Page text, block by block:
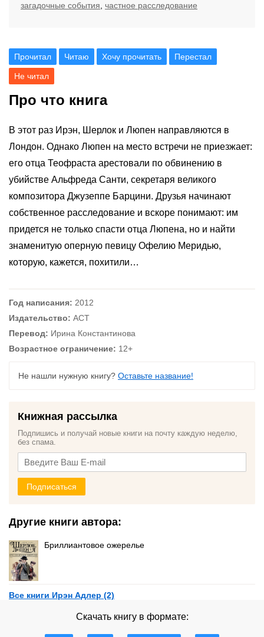
загадочные события частное расследование
Прочитал Читаю Хочу прочитать Перестал
Не читал
Про что книга
В этот раз Ирэн, Шерлок и Люпен направляются в
Лондон. Однако Люпен на место встречи не приезжает:
его отца Теофраста арестовали по обвинению в
убийстве Альфреда Санти, секретаря великого
композитора Джузеппе Барцини. Друзья начинают
собственное расследование и вскоре понимают: им
придется не только спасти отца Люпена, но и найти
знаменитую оперную певицу Офелию Меридью,
которую, кажется, похитили…
Год написания: 2012
Издательство: АСТ
Перевод: Ирина Константинова
Возрастное ограничение: 12+
Не нашли нужную книгу? Оставьте название!
Книжная рассылка
Подпишись и получай новые книги на почту каждую неделю,
без спама.
Подписаться
Другие книги автора:
Бриллиантовое ожерелье
Все книги Ирэн Адлер (2)
Скачать книгу в формате: